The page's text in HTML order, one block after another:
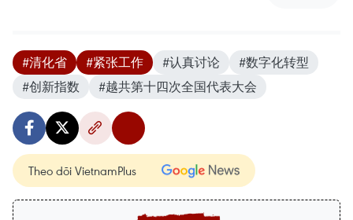
#清化省 #紧张工作 #认真讨论
#数字化转型
#创新指数
#越共第十四次全国代表大会
Theo dõi VietnamPlus